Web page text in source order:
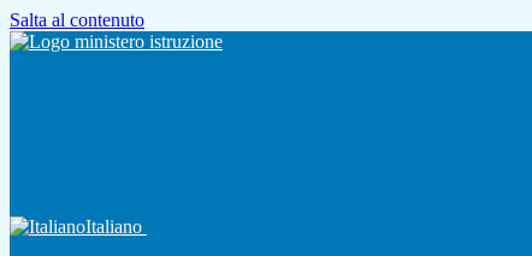
Salta al contenuto
Italiano